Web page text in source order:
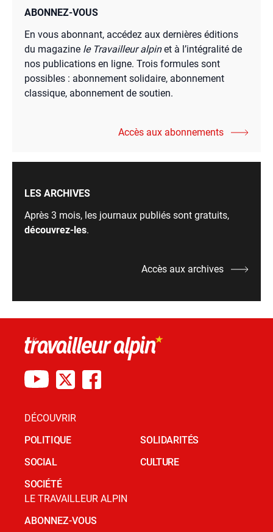
ABONNEZ-VOUS
En vous abonnant, accédez aux dernières éditions
du magazine le Travailleur alpinet à l’intégralité de
nos publications en ligne. Trois formules sont
possibles : abonnement solidaire, abonnement
classique, abonnement de soutien.
Accès aux abonnements
LES ARCHIVES
Après 3 mois, les journaux publiés sont gratuits,
découvrez-les.
Accès aux archives
DÉCOUVRIR
POLITIQUE
SOCIAL
SOCIÉTÉ
SOLIDARITÉS
CULTURE
LE TRAVAILLEUR ALPIN
ABONNEZ-VOUS